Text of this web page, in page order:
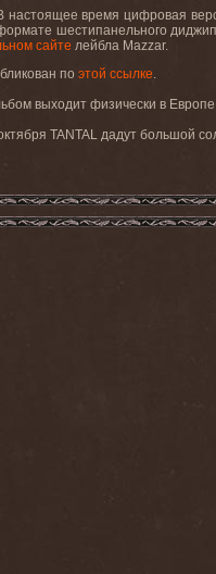
настоящее время цифровая
шестипанельного
сайте лейбла Mazzar.
по этой ссылке.
выходит физически в
TANTAL дадут большой